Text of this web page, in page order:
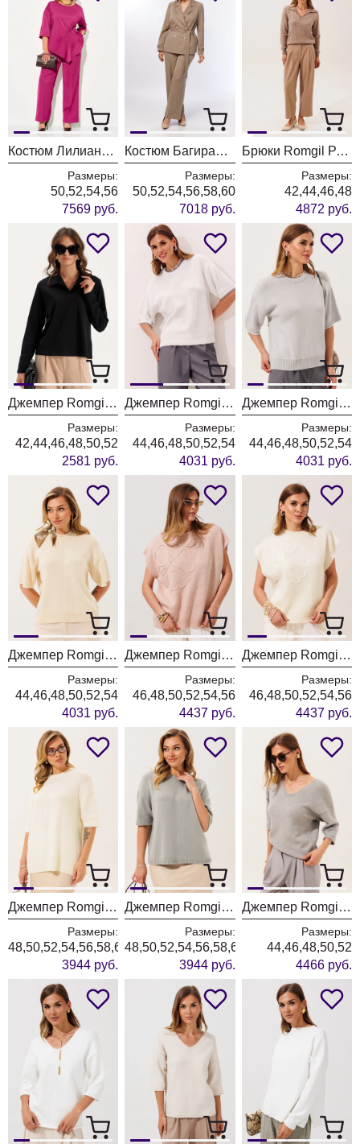
Костюм Лилиана 1556 бургунди
Размеры:
50,52,54,56
7569 руб.
Костюм БагираАнТа 1125 бежевый
Размеры:
50,52,54,56,58,60
7018 руб.
Брюки Romgil РТ0202-ВИ5 бежевый
Размеры:
42,44,46,48
4872 руб.
Джемпер Romgil РП0205-ХЛ5 черный
Размеры:
42,44,46,48,50,52
2581 руб.
Джемпер Romgil РВ0562-ХЛ5 белый + серый
Размеры:
44,46,48,50,52,54
4031 руб.
Джемпер Romgil РВ0562-ХЛ5 серый + белый
Размеры:
44,46,48,50,52,54
4031 руб.
Джемпер Romgil РВ0562-ХЛ5 молочный + белый
Размеры:
44,46,48,50,52,54
4031 руб.
Джемпер Romgil РВ0466-ШЕ5 светлый опаловый
Размеры:
46,48,50,52,54,56
4437 руб.
Джемпер Romgil РВ0466-ШЕ5 молочный
Размеры:
46,48,50,52,54,56
4437 руб.
Джемпер Romgil РВ0465-ШЕ5 молочный
Размеры:
48,50,52,54,56,58,60
3944 руб.
Джемпер Romgil РВ0465-ШЕ5 водопад
Размеры:
48,50,52,54,56,58,60
3944 руб.
Джемпер Romgil РВ0464-ВИ5 серый меланж
Размеры:
44,46,48,50,52
4466 руб.